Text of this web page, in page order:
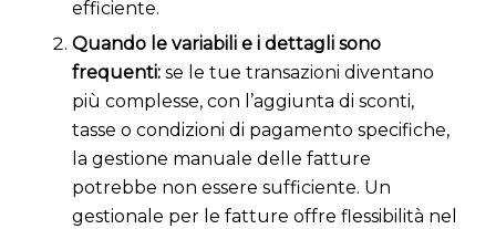
efficiente.
Quando le variabili e i dettagli sono
frequenti: se le tue transazioni diventano
più complesse, con l’aggiunta di sconti,
tasse o condizioni di pagamento specifiche,
la gestione manuale delle fatture
potrebbe non essere sufficiente. Un
gestionale per le fatture offre flessibilità nel